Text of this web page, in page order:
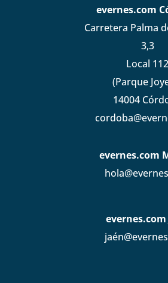
evernes.com
Carretera Palma
3,3
Local 112
(Parque
14004
evernes.com
evernes.com